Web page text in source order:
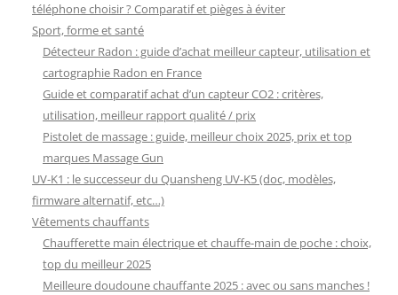
téléphone choisir ? Comparatif et pièges à éviter
Sport, forme et santé
Détecteur Radon : guide d’achat meilleur capteur, utilisation et
cartographie Radon en France
Guide et comparatif achat d’un capteur CO2 : critères,
utilisation, meilleur rapport qualité / prix
Pistolet de massage : guide, meilleur choix 2025, prix et top
marques Massage Gun
UV-K1 : le successeur du Quansheng UV-K5 (doc, modèles,
firmware alternatif, etc…)
Vêtements chauffants
Chaufferette main électrique et chauffe-main de poche : choix,
top du meilleur 2025
Meilleure doudoune chauffante 2025 : avec ou sans manches !